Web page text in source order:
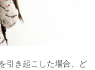
引き起こした場合、ど